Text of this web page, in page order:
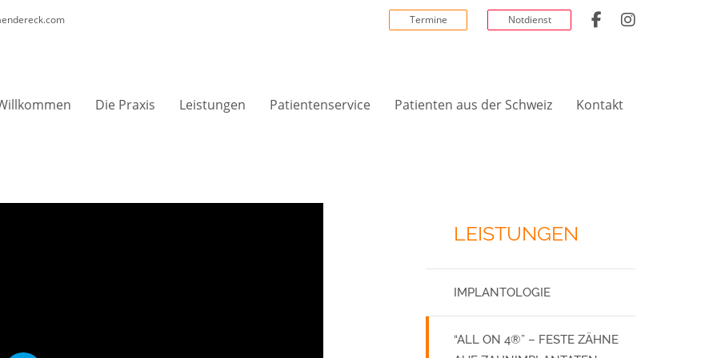
Termine Notdienst
Die Praxis Leistungen Patientenservice Patienten aus der Schweiz Kontakt
LEISTUNGEN
IMPLANTOLOGIE
“ALL ON 4®” – FESTE ZÄHNE